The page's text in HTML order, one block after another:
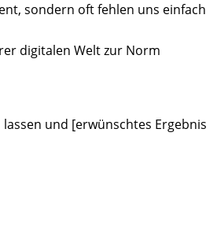
sondern oft fehlen uns einfach
digitalen Welt zur Norm
und [erwünschtes Ergebnis